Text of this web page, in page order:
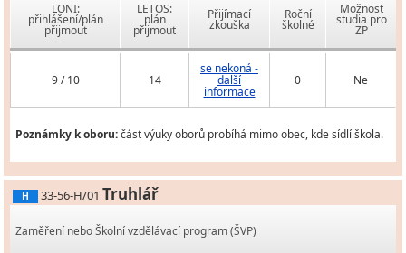
LONI:
přihlášení/plán
přijmout
LETOS:
plán
přijmout
Přijímací
zkouška
Roční
školné
Možnost
studia pro
ZP
9 / 10 14
se nekoná -
další
informace
0 Ne
Poznámky k oboru:část výuky oborů probíhá mimo obec, kde sídlí škola.
H 33-56-H/01 Truhlář
Zaměření nebo Školní vzdělávací program (ŠVP)